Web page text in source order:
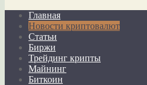
Главная
Новости криптовалют
Статьи
Биржи
Трейдинг крипты
Майнинг
Биткоин